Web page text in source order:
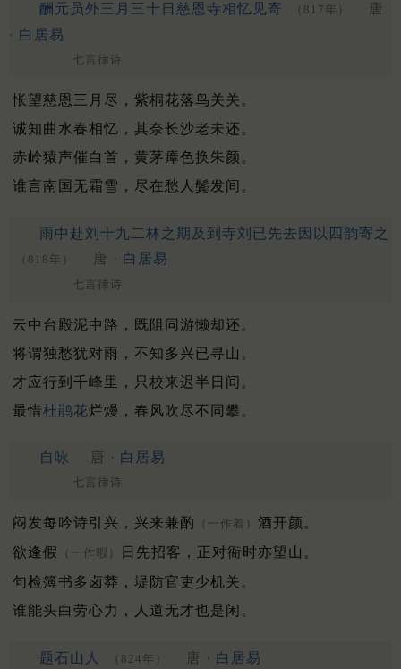
酬元员外三月三十日慈恩寺相忆见寄 （817年）
唐
· 白居易
七言律诗
怅望慈恩三月尽，紫桐花落鸟关关。
诚知曲水春相忆，其奈长沙老未还。
赤岭猿声催白首，黄茅瘴色换朱颜。
谁言南国无霜雪，尽在愁人鬓发间。
雨中赴刘十九二林之期及到寺刘已先去因以四韵寄之
（818年） 唐 · 白居易
七言律诗
云中台殿泥中路，既阻同游懒却还。
将谓独愁犹对雨，不知多兴已寻山。
才应行到千峰里，只校来迟半日间。
最惜杜鹃花烂熳，春风吹尽不同攀。
自咏 唐 · 白居易
七言律诗
闷发每吟诗引兴，兴来兼酌 （一作着） 酒开颜。
欲逢假
（一作暇）
日先招客，正对衙时亦望山。
句检簿书多卤莽，堤防官吏少机关。
谁能头白劳心力，人道无才也是闲。
题石山人 （824年） 唐 · 白居易